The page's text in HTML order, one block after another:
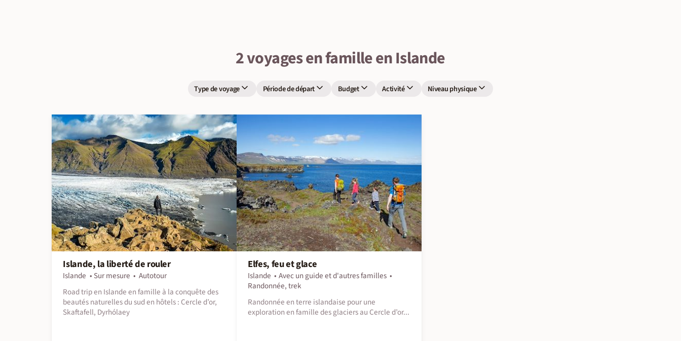
2 voyages en famille en Islande
Type de voyage Période de départ Budget Activité Niveau physique
Islande, la liberté de rouler
Islande Sur mesure
Autotour
Road trip en Islande en famille à la conquête des
beautés naturelles du sud en hôtels : Cercle d’or,
Skaftafell, Dyrhólaey
Elfes, feu et glace
Islande
Avec un guide et d'autres familles
Randonnée, trek
Randonnée en terre islandaise pour une
exploration en famille des glaciers au Cercle d’or...